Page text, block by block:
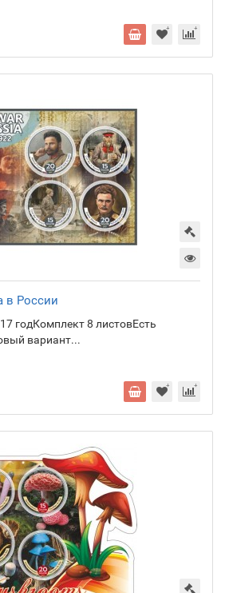
в России
годКомплект 8 листовЕсть
вариант...